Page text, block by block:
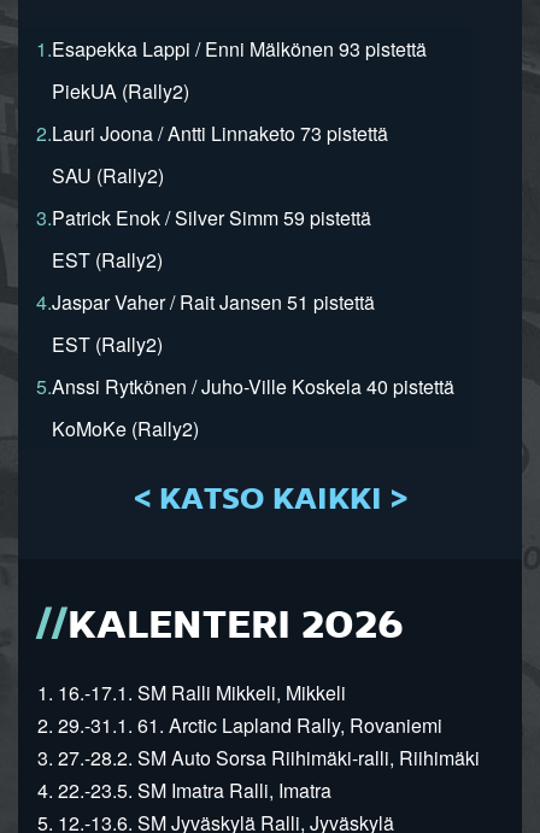
1.Esapekka Lappi / Enni Mälkönen 93 pistettä
PiekUA (Rally2)
2.Lauri Joona / Antti Linnaketo 73 pistettä
SAU (Rally2)
3.Patrick Enok / Silver Simm 59 pistettä
EST (Rally2)
4.Jaspar Vaher / Rait Jansen 51 pistettä
EST (Rally2)
5.Anssi Rytkönen / Juho-Ville Koskela 40 pistettä
KoMoKe (Rally2)
< KATSO KAIKKI >
KALENTERI 2026
1. 16.-17.1. SM Ralli Mikkeli, Mikkeli
2. 29.-31.1. 61. Arctic Lapland Rally, Rovaniemi
3. 27.-28.2. SM Auto Sorsa Riihimäki-ralli, Riihimäki
4. 22.-23.5. SM Imatra Ralli, Imatra
5. 12.-13.6. SM Jyväskylä Ralli, Jyväskylä